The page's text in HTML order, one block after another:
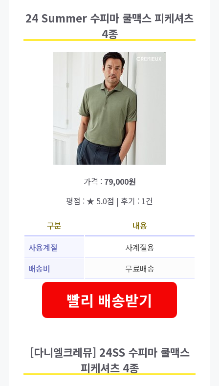
24 Summer 수피마 쿨맥스 피케셔츠
4종
가격 : 79,000원
평점 : ★ 5.0점 | 후기 : 1건
구분
내용
사용계절
사계절용
배송비
무료배송
빨리 배송받기
[다니엘크레뮤] 24SS 수피마 쿨맥스
피케셔츠 4종